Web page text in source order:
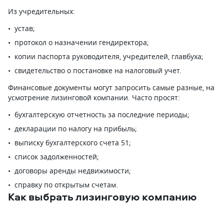
Из учредительных:
устав;
протокол о назначении гендиректора;
копии паспорта руководителя, учредителей, главбуха;
свидетельство о постановке на налоговый учет.
Финансовые документы могут запросить самые разные, на
усмотрение лизинговой компании. Часто просят:
бухгалтерскую отчетность за последние периоды;
декларации по налогу на прибыль;
выписку бухгалтерского счета 51;
список задолженностей;
договоры аренды недвижимости;
справку по открытым счетам.
Как выбрать лизинговую компанию